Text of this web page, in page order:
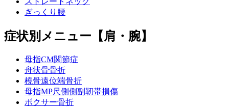
ぎっくり腰
症状別メニュー【肩・腕】
母指CM関節症
舟状骨骨折
橈骨遠位端骨折
母指MP尺側側副靭帯損傷
ボクサー骨折